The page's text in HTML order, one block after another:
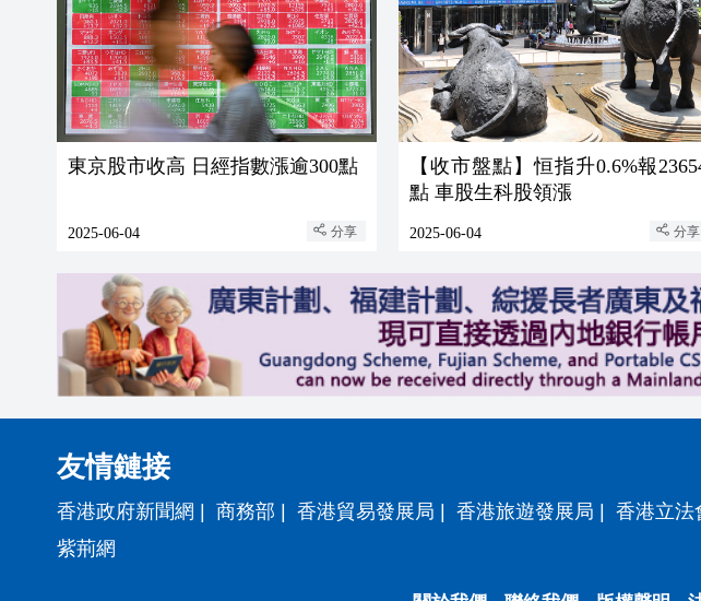
東京股市收高 日經指數漲逾300點
2025-06-04 分享
【收市盤點】恒指升0.6%報
點 車股生科股領漲
2025-06-04 分享
友情鏈接
香港政府新聞網 商務部 香港貿易發展局 香港旅遊發展局 香港立法
紫荊網